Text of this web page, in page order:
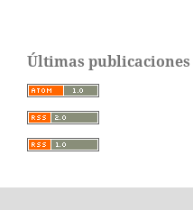
Últimas publicaciones